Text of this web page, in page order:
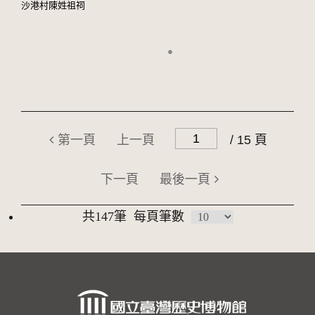
沙港村陳姓祖祠
第一頁 上一頁 / 15 頁
下一頁 最後一頁
共147筆 每頁筆數